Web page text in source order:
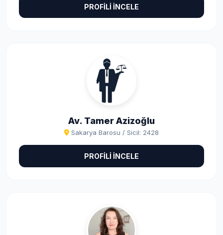
PROFİLİ İNCELE
Av. Tamer Azizoğlu
Sakarya Barosu / Sicil: 2428
PROFİLİ İNCELE